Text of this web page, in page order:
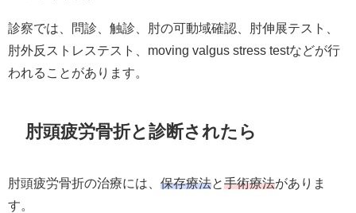
診察では、問診、触診、肘の可動域確認、肘伸展テスト、
肘外反ストレステスト、moving valgus stress testなどが行
われることがあります。
肘頭疲労骨折と診断されたら
肘頭疲労骨折の治療には、 保存療法と手術療法がありま
す。